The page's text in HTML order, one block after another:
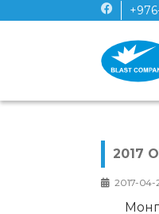
2017
2017-04-